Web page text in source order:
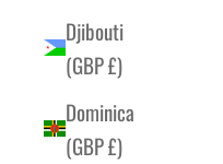
Djibouti
(GBP £)
Dominica
(GBP £)